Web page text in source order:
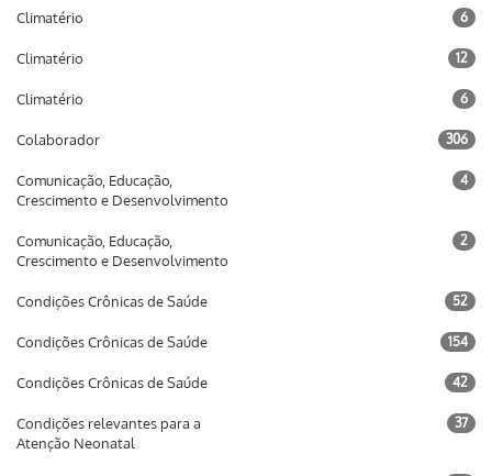
Climatério 6
Climatério 12
Climatério 6
Colaborador 306
Comunicação, Educação,
Crescimento e Desenvolvimento
4
Comunicação, Educação,
Crescimento e Desenvolvimento
2
Condições Crônicas de Saúde 52
Condições Crônicas de Saúde 154
Condições Crônicas de Saúde 42
Condições relevantes para a
Atenção Neonatal
37